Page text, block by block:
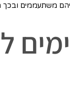
משתעממים